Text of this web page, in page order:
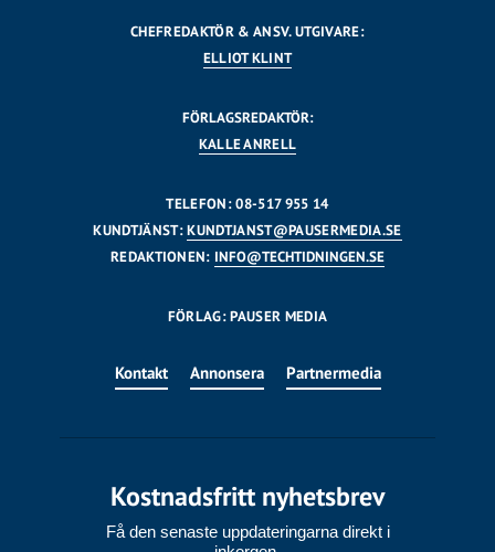
CHEFREDAKTÖR & ANSV. UTGIVARE:
ELLIOT KLINT
FÖRLAGSREDAKTÖR:
KALLE ANRELL
TELEFON: 08-517 955 14
KUNDTJÄNST:KUNDTJANST@PAUSERMEDIA.SE
REDAKTIONEN: INFO@TECHTIDNINGEN.SE
FÖRLAG: PAUSER MEDIA
Kontakt Annonsera Partnermedia
Kostnadsfritt nyhetsbrev
Få den senaste uppdateringarna direkt i